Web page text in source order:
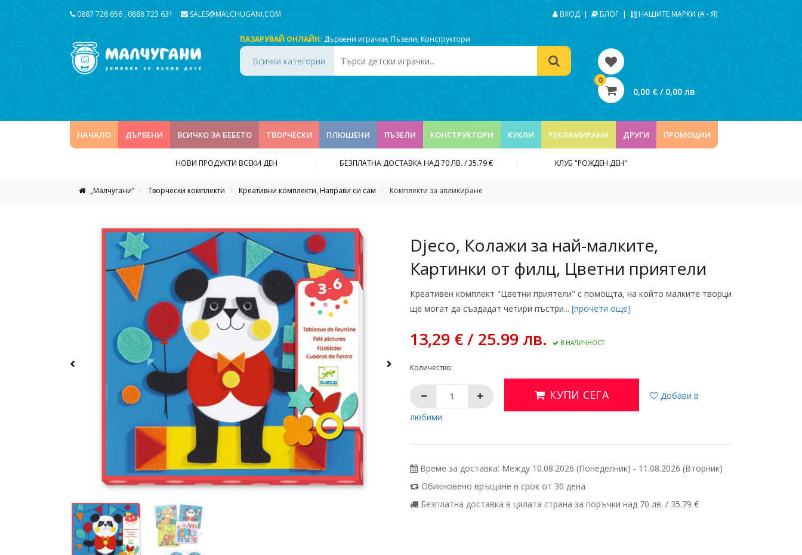
0887 728 656 , 0888 723 631 SALES@MALCHUGANI.COM ВХОД | БЛОГ | НАШИТЕ МАРКИ (А - Я)
ПАЗАРУВАЙ ОНЛАЙН: Дървени играчки,Пъзели,Конструктори
Всички категории
0
0,00 € / 0,00 лв
НАЧАЛО ДЪРВЕНИ ВСИЧКО ЗА БЕБЕТО ТВОРЧЕСКИ ПЛЮШЕНИ ПЪЗЕЛИ КОНСТРУКТОРИ КУКЛИ РЕКЛАМИРАНИ ДРУГИ ПРОМОЦИИ
НОВИ ПРОДУКТИ ВСЕКИ ДЕН БЕЗПЛАТНА ДОСТАВКА НАД 70 ЛВ. / 35.79 € КЛУБ "РОЖДЕН ДЕН"
„Малчугани“ Творчески комплекти Креативни комплекти, Направи си сам Комплекти за апликиране
Djeco, Колажи за най-малките,
Картинки от филц, Цветни приятели
Креативен комплект "Цветни приятели" с помощта, на който малките творци
ще могат да създадат четири пъстри... [прочети още]
13,29 € / 25.99 лв. В НАЛИЧНОСТ
Количество:
КУПИ СЕГА
Добави в
любими
Време за доставка: Между 10.08.2026 (Понеделник) - 11.08.2026 (Вторник)
Обикновено връщане в срок от 30 дена
Безплатна доставка в цялата страна за поръчки над 70 лв. / 35.79 €